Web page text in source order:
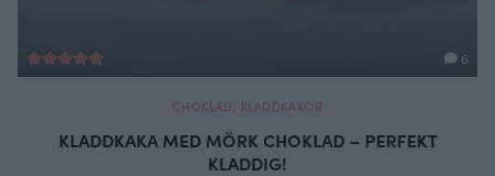
6
CHOKLAD KLADDKAKOR
KLADDKAKA MED MÖRK CHOKLAD – PERFEKT
KLADDIG!